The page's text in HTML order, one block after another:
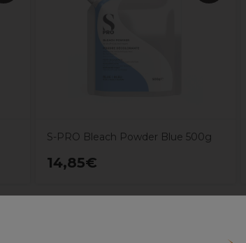
S-PRO Bleach Powder Blue 500g
14,85€